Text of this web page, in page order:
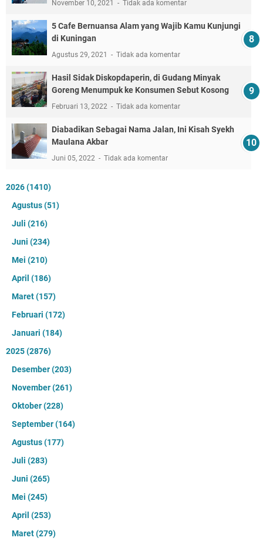
November 10, 2021 Tidak ada komentar
5 Cafe Bernuansa Alam yang Wajib Kamu Kunjungi
di Kuningan
Agustus 29, 2021 Tidak ada komentar
Hasil Sidak Diskopdaperin, di Gudang Minyak
Goreng Menumpuk ke Konsumen Sebut Kosong
Februari 13, 2022 Tidak ada komentar
Diabadikan Sebagai Nama Jalan, Ini Kisah Syekh
Maulana Akbar
Juni 05, 2022 Tidak ada komentar
2026(1410)
Agustus(51)
Juli (216)
Juni (234)
Mei (210)
April (186)
Maret(157)
Februari (172)
Januari (184)
2025(2876)
Desember(203)
November(261)
Oktober(228)
September(164)
Agustus(177)
Juli (283)
Juni (265)
Mei (245)
April (253)
Maret(279)